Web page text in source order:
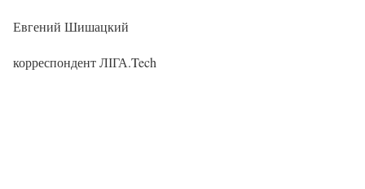
Евгений Шишацкий
корреспондент ЛІГА.Tech